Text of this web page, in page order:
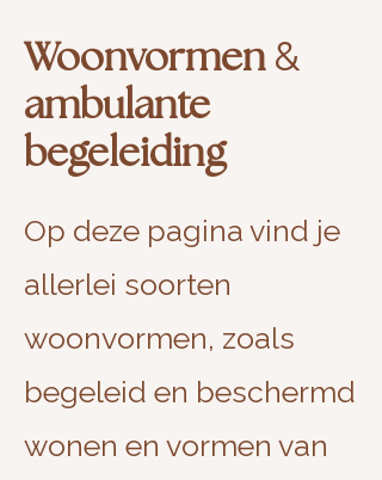
Woonvormen &
ambulante
begeleiding
Op deze pagina vind je
allerlei soorten
woonvormen, zoals
begeleid en beschermd
wonen en vormen van